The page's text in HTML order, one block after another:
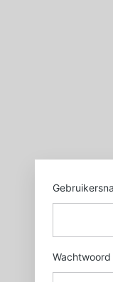
Wachtwoord